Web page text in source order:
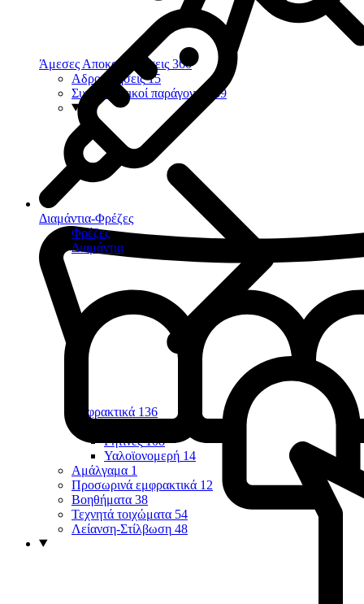
Διαμάντια-Φρέζες
Φρέζες
Διαμάντια
Άμεσες Αποκαταστάσεις 360
Αδροποιήσεις 15
Συγκολλητικοί παράγοντες
39
Εμφρακτικά 136
Ρητίνες 108
Υαλοϊονομερή 14
Αμάλγαμα 1
Προσωρινά εμφρακτικά 12
Βοηθήματα 38
Τεχνητά τοιχώματα 54
Λείανση-Στίλβωση 48